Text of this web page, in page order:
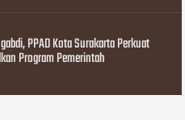
PPAD Kota Surakarta Perkuat
Program Pemerintah